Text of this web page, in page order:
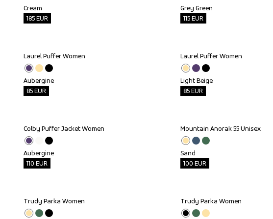
Cream
185EUR
Grey Green
115EUR
Outlet
Laurel Puffer Women
Aubergine
85EUR
Outlet
Laurel Puffer Women
Light Beige
85EUR
Outlet
Colby Puffer Jacket Women
Aubergine
110 EUR
Outlet
Mountain Anorak 55 Unisex
Sand
100 EUR
Trudy Parka Women Trudy Parka Women